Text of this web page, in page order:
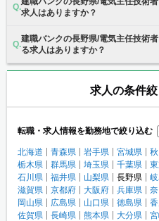
求人はありますか？
建職バンクの長野県/電気主任技術
る求人はありますか？
求人の条件
転職・求人情報を勤務地で絞り込む
北海道 青森県 岩手県 宮城県
栃木県
群馬県 埼玉県 千葉県
石川県
福井県 山梨県 長野県
滋賀県
京都府 大阪府 兵庫県
岡山県
広島県 山口県 徳島県
佐賀県
長崎県 熊本県 大分県